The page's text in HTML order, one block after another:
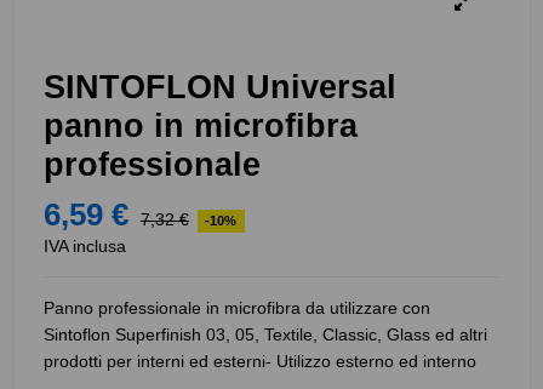
SINTOFLON Universal
panno in microfibra
professionale
6,59 € 7,32 € -10%
IVA inclusa
Panno professionale in microfibra da utilizzare con
Sintoflon Superfinish 03, 05, Textile, Classic, Glass ed altri
prodotti per interni ed esterni- Utilizzo esterno ed interno